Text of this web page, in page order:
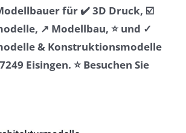
für ✔️ 3D Druck, ☑️
↗️ Modellbau, ⭐ und ✓
& Konstruktionsmodelle
Eisingen. ⭐ Besuchen Sie